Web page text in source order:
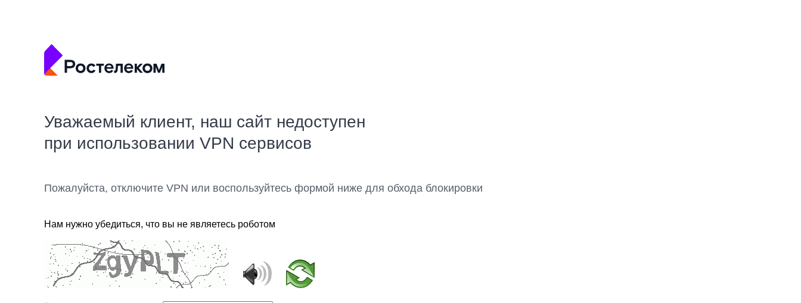
Уважаемый клиент, наш сайт недоступен
при использовании VPN сервисов
Пожалуйста, отключите VPN или воспользуйтесь формой ниже для обхода блокировки
Нам нужно убедиться, что вы не являетесь роботом